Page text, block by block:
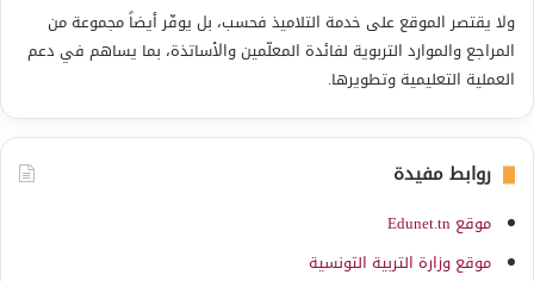
ولا يقتصر الموقع على خدمة التلاميذ فحسب، بل يوفّر أيضاً مجموعة من
المراجع والموارد التربوية لفائدة المعلّمين والأساتذة، بما يساهم في دعم
العملية التعليمية وتطويرها.
روابط مفيدة
موقع Edunet.tn
موقع وزارة التربية التونسية